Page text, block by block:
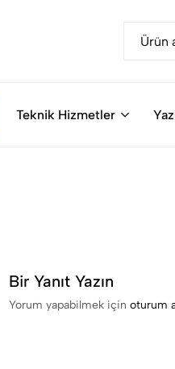
Teknik Hizmetler
Bir Yanıt Yazın
Yorum yapabilmek için oturum